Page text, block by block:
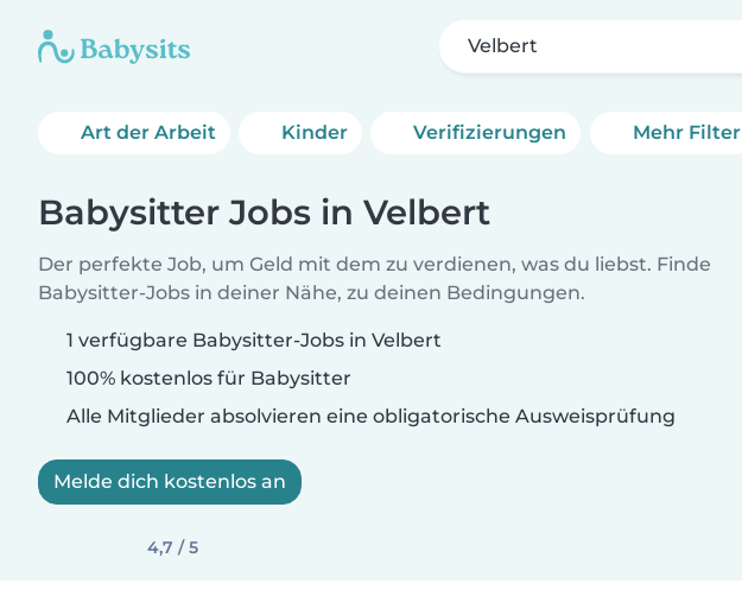
Velbert
Art der Arbeit Kinder Verifizierungen Mehr Filter
Babysitter Jobs in Velbert
Der perfekte Job, um Geld mit dem zu verdienen, was du liebst. Finde
Babysitter-Jobs in deiner Nähe, zu deinen Bedingungen.
1 verfügbare Babysitter-Jobs in Velbert
100% kostenlos für Babysitter
Alle Mitglieder absolvieren eine obligatorische Ausweisprüfung
Melde dich kostenlos an
4,7 / 5